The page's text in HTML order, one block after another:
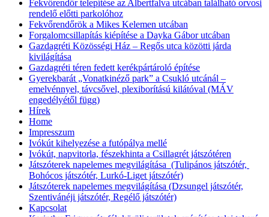
Fekvőrendőr telepítése az Albertfalva utcában található orvosi
rendelő előtti parkolóhoz
Fekvőrendőrök a Mikes Kelemen utcában
Forgalomcsillapítás kiépítése a Dayka Gábor utcában
Gazdagréti Közösségi Ház – Regős utca közötti járda
kivilágítása
Gazdagréti téren fedett kerékpártároló építése
Gyerekbarát „Vonatkinéző park” a Csukló utcánál –
emelvénnyel, távcsővel, plexiborítású kilátóval (MÁV
engedélyétől függ)
Hírek
Home
Impresszum
Ivókút kihelyezése a futópálya mellé
Ivókút, napvitorla, fészekhinta a Csillagrét játszótéren
Játszóterek napelemes megvilágítása (Tulipános játszótér,
Bohócos játszótér, Lurkó-Liget játszótér)
Játszóterek napelemes megvilágítása (Dzsungel játszótér,
Szentivánéji játszótér, Regélő játszótér)
Kapcsolat